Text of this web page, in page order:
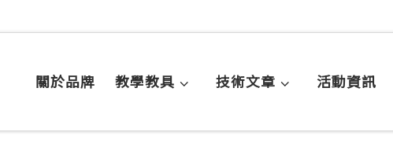
關於品牌 教學教具 技術文章 活動資訊